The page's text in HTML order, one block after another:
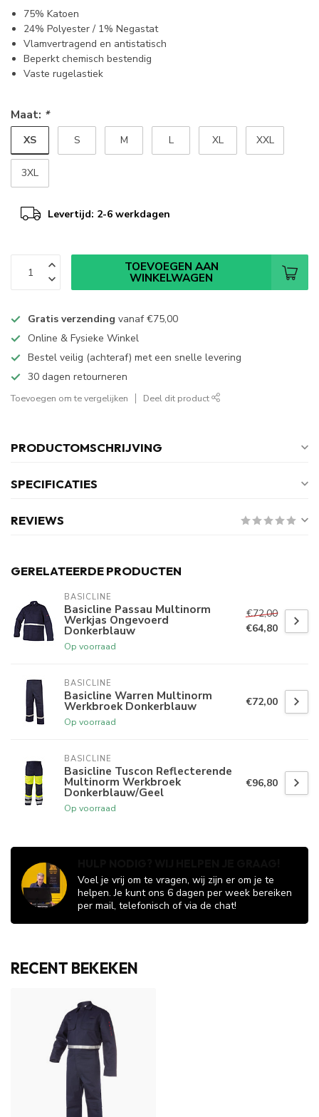
75% Katoen
24% Polyester / 1% Negastat
Vlamvertragend en antistatisch
Beperkt chemisch bestendig
Vaste rugelastiek
Maat: *
XS S M L XL XXL
3XL
Levertijd: 2-6 werkdagen
TOEVOEGEN AAN
WINKELWAGEN
Gratis verzending vanaf€75,00
Online & Fysieke Winkel
Bestel veilig (achteraf) met een snelle levering
30 dagen retourneren
Toevoegen om te vergelijken Deel dit product
PRODUCTOMSCHRIJVING
SPECIFICATIES
REVIEWS
GERELATEERDE PRODUCTEN
BASICLINE
Basicline Passau Multinorm
Werkjas Ongevoerd
Donkerblauw
Op voorraad
€72,00
€64,80
BASICLINE
Basicline Warren Multinorm
Werkbroek Donkerblauw
Op voorraad
€72,00
BASICLINE
Basicline Tuscon Reflecterende
Multinorm Werkbroek
Donkerblauw/Geel
Op voorraad
€96,80
Voel je vrij om te vragen, wij zijn er om je te
helpen. Je kunt ons 6 dagen per week bereiken
per mail, telefonisch of via de chat!
RECENT BEKEKEN